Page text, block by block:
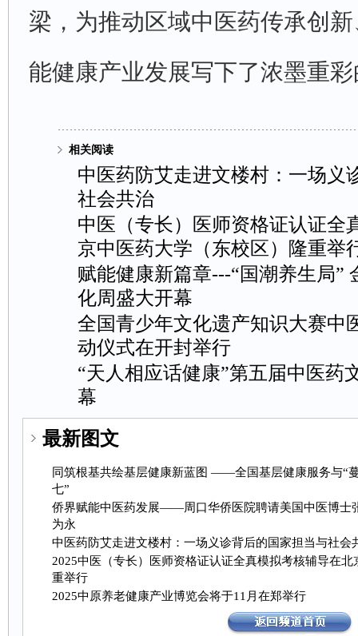
梁，为推动区域中医药传承创
能健康产业发展写下了浓墨重
相关阅读
中医药防艾走进文楼村：一场义
社会共治
中医（专长）医师资格证认证全
京中医药大学（东校区）隆重举
赋能健康新篇章---“国潮养生局”
化周盛大开幕
全国青少年文化遗产知识大赛中
动仪式在开封举行
“天人相应话健康”第五届中医药
幕
最新图文
同筑根基共绘基层健康新蓝图——全国基层健康服务与“
七”
侨界赋能中医药发展——周口华侨医院聘请美国中医博士
为永
中医药防艾走进文楼村：一场义诊背后的国家担当与社会
2025中医（专长）医师资格证认证全真模拟考核辅导在北
重举行
2025中原养老健康产业博览会将于11月在郑举行